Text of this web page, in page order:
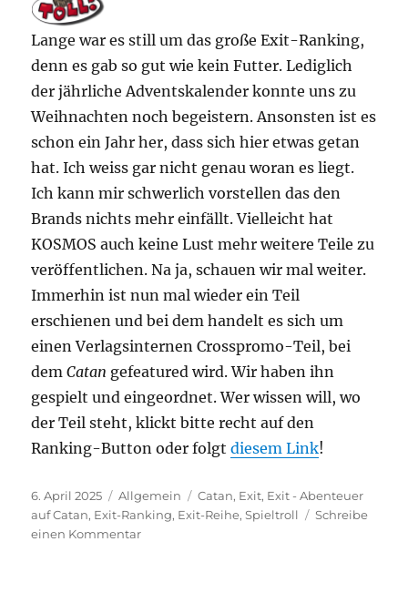
Lange war es still um das große Exit-Ranking,
denn es gab so gut wie kein Futter. Lediglich
der jährliche Adventskalender konnte uns zu
Weihnachten noch begeistern. Ansonsten ist es
schon ein Jahr her, dass sich hier etwas getan
hat. Ich weiss gar nicht genau woran es liegt.
Ich kann mir schwerlich vorstellen das den
Brands nichts mehr einfällt. Vielleicht hat
KOSMOS auch keine Lust mehr weitere Teile zu
veröffentlichen. Na ja, schauen wir mal weiter.
Immerhin ist nun mal wieder ein Teil
erschienen und bei dem handelt es sich um
einen Verlagsinternen Crosspromo-Teil, bei
demCatan gefeatured wird. Wir haben ihn
gespielt und eingeordnet. Wer wissen will, wo
der Teil steht, klickt bitte recht auf den
Ranking-Button oder folgtdiesem Link!
Veröffentlicht
am
6. April 2025 Kategorien
Allgemein Schlagwörter
Catan, Exit, Exit - Abenteuer
auf Catan, Exit-Ranking, Exit-Reihe,Spieltroll
Schreibe
einen Kommentarzu